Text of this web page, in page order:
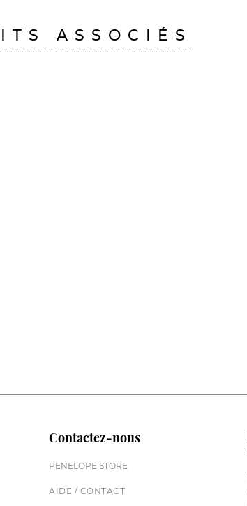
ASSOCIÉS
Contactez-nous
PENELOPE STORE
AIDE / CONTACT